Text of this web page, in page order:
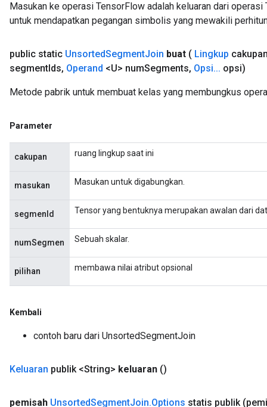
Masukan ke operasi TensorFlow adalah keluaran dari
untuk mendapatkan pegangan simbolis yang mewakili
public static UnsortedSegmentJoin buat ( Lingkup
segmentIds, Operand <U> numSegments, Opsi... opsi)
Metode pabrik untuk membuat kelas yang membungkus
Parameter
cakupan ruang lingkup saat ini
masukan Masukan untuk digabungkan.
segmenId Tensor yang bentuknya merupakan awalan dari
numSegmen Sebuah skalar.
pilihan membawa nilai atribut opsional
Kembali
contoh baru dari UnsortedSegmentJoin
Keluaran publik <String> keluaran ()
pemisah UnsortedSegmentJoin.Options statis publik